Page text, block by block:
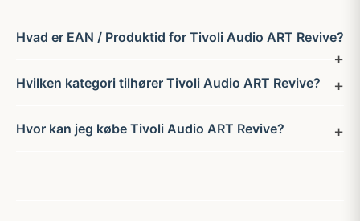
Hvad er EAN / Produktid for Tivoli Audio ART Revive?
Hvilken kategori tilhører Tivoli Audio ART Revive?
Hvor kan jeg købe Tivoli Audio ART Revive?